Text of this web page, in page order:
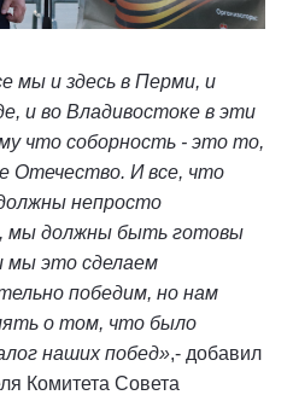
мы и здесь в Перми, и
и во Владивостоке в эти
что соборность - это то,
Отечество. И все, что
непросто
мы должны быть готовы
мы это сделаем
победим, но нам
о том, что было
наших побед»,- добавил
Комитета Совета